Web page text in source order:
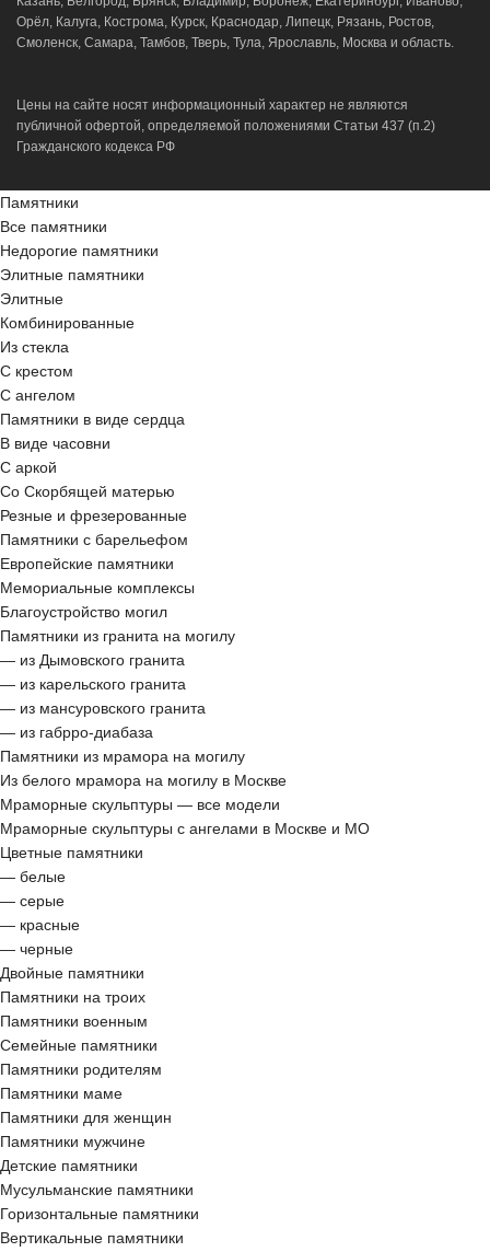
Орёл, Калуга, Кострома, Курск, Краснодар, Липецк, Рязань, Ростов,
Смоленск, Самара, Тамбов, Тверь, Тула, Ярославль, Москва и область.
Цены на сайте носят информационный характер не являются
публичной офертой, определяемой положениями Статьи 437 (п.2)
Гражданского кодекса РФ
Памятники
Все памятники
Недорогие памятники
Элитные памятники
Элитные
Комбинированные
Из стекла
С крестом
С ангелом
Памятники в виде сердца
В виде часовни
С аркой
Со Скорбящей матерью
Резные и фрезерованные
Памятники с барельефом
Европейские памятники
Мемориальные комплексы
Благоустройство могил
Памятники из гранита на могилу
— из Дымовского гранита
— из карельского гранита
— из мансуровского гранита
— из габрро-диабаза
Памятники из мрамора на могилу
Из белого мрамора на могилу в Москве
Мраморные скульптуры — все модели
Мраморные скульптуры с ангелами в Москве и МО
Цветные памятники
— белые
— серые
— красные
— черные
Двойные памятники
Памятники на троих
Памятники военным
Семейные памятники
Памятники родителям
Памятники маме
Памятники для женщин
Памятники мужчине
Детские памятники
Мусульманские памятники
Горизонтальные памятники
Вертикальные памятники